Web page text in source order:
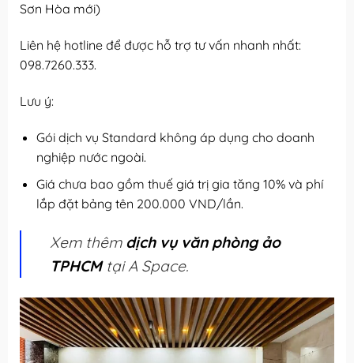
Sơn Hòa mới)
Liên hệ hotline để được hỗ trợ tư vấn nhanh nhất:
098.7260.333.
Lưu ý:
Gói dịch vụ Standard không áp dụng cho doanh
nghiệp nước ngoài.
Giá chưa bao gồm thuế giá trị gia tăng 10% và phí
lắp đặt bảng tên 200.000 VND/lần.
Xem thêm dịch vụ văn phòng ảo
TPHCMtại A Space.